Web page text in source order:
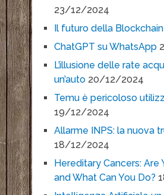
23/12/2024
Il futuro della Blockchain
ChatGPT su WhatsApp
L’illusione delle rate
un’auto 20/12/2024
Temu è pericoloso
19/12/2024
Allarme INPS: la nuova
18/12/2024
Hereditary Cancers: Are
and What Can You Do?